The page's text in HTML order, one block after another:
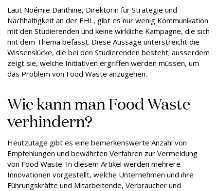
Laut Noémie Danthine, Direktorin für Strategie und
Nachhaltigkeit an der EHL, gibt es nur wenig Kommunikation
mit den Studierenden und keine wirkliche Kampagne, die sich
mit dem Thema befasst. Diese Aussage unterstreicht die
Wissenslücke, die bei den Studierenden besteht; ausserdem
zeigt sie, welche Initiativen ergriffen werden müssen, um
das Problem von Food Waste anzugehen.
Wie kann man Food Waste
verhindern?
Heutzutage gibt es eine bemerkenswerte Anzahl von
Empfehlungen und bewährten Verfahren zur Vermeidung
von Food Waste. In diesem Artikel werden mehrere
Innovationen vorgestellt, welche Unternehmen und ihre
Führungskräfte und Mitarbeitende, Verbraucher und